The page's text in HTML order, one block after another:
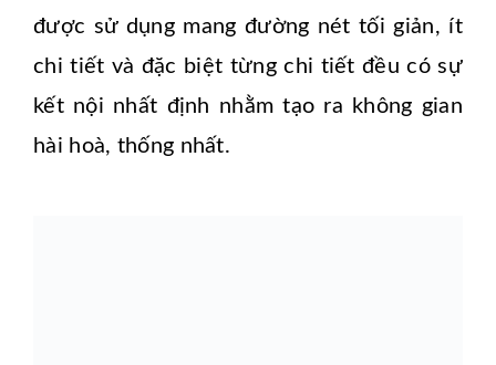
được sử dụng mang đường nét tối giản, ít
chi tiết và đặc biệt từng chi tiết đều có sự
kết nội nhất định nhằm tạo ra không gian
hài hoà, thống nhất.